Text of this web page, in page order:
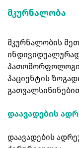
მკურნალობა
მკურნალობის
პაციენტის
დაავადების
დაავადების